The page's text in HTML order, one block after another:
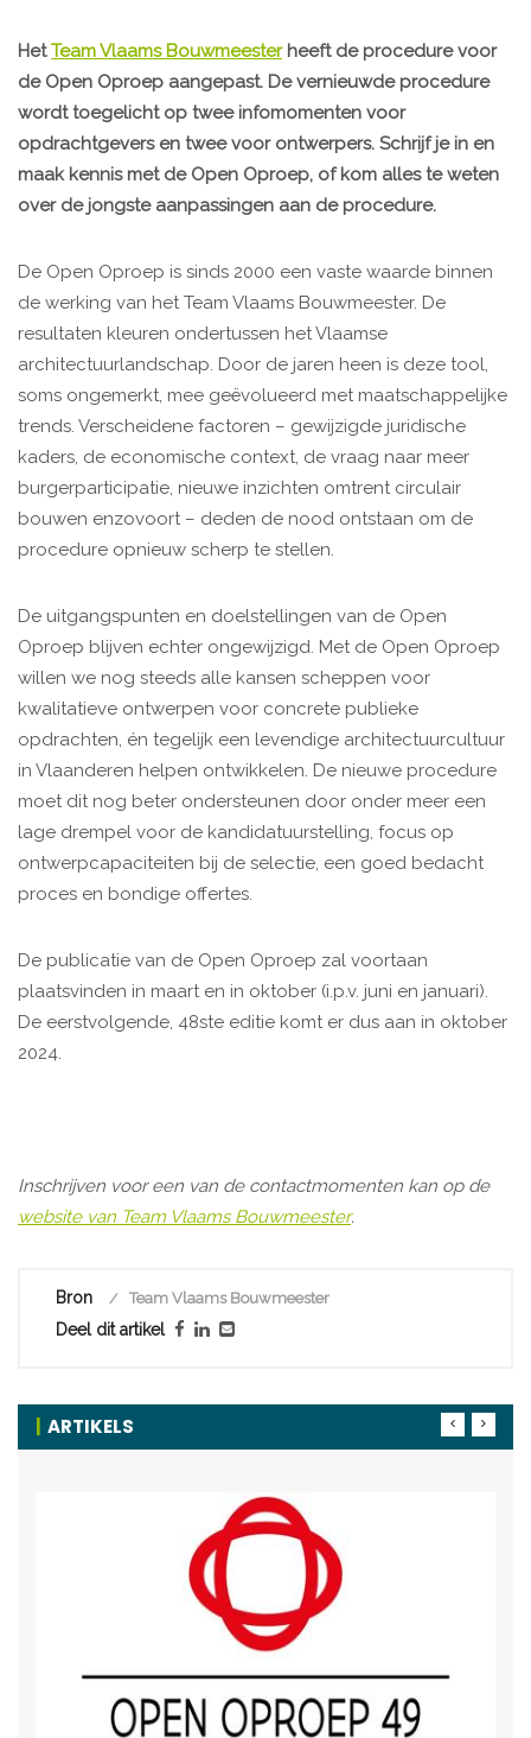
HetTeam Vlaams Bouwmeesterheeft de procedure voor
de Open Oproep aangepast. De vernieuwde procedure
wordt toegelicht op twee infomomenten voor
opdrachtgevers en twee voor ontwerpers. Schrijf je in en
maak kennis met de Open Oproep, of kom alles te weten
over de jongste aanpassingen aan de procedure.
De Open Oproep is sinds 2000 een vaste waarde binnen
de werking van het Team Vlaams Bouwmeester. De
resultaten kleuren ondertussen het Vlaamse
architectuurlandschap. Door de jaren heen is deze tool,
soms ongemerkt, mee geëvolueerd met maatschappelijke
trends. Verscheidene factoren – gewijzigde juridische
kaders, de economische context, de vraag naar meer
burgerparticipatie, nieuwe inzichten omtrent circulair
bouwen enzovoort – deden de nood ontstaan om de
procedure opnieuw scherp te stellen.
De uitgangspunten en doelstellingen van de Open
Oproep blijven echter ongewijzigd. Met de Open Oproep
willen we nog steeds alle kansen scheppen voor
kwalitatieve ontwerpen voor concrete publieke
opdrachten, én tegelijk een levendige architectuurcultuur
in Vlaanderen helpen ontwikkelen. De nieuwe procedure
moet dit nog beter ondersteunen door onder meer een
lage drempel voor de kandidatuurstelling, focus op
ontwerpcapaciteiten bij de selectie, een goed bedacht
proces en bondige offertes.
De publicatie van de Open Oproep zal voortaan
plaatsvinden in maart en in oktober (i.p.v. juni en januari).
De eerstvolgende, 48ste editie komt er dus aan in oktober
2024.
Inschrijven voor een van de contactmomenten kan op de
website van Team Vlaams Bouwmeester.
Bron Team Vlaams Bouwmeester
Deel dit artikel
ARTIKELS